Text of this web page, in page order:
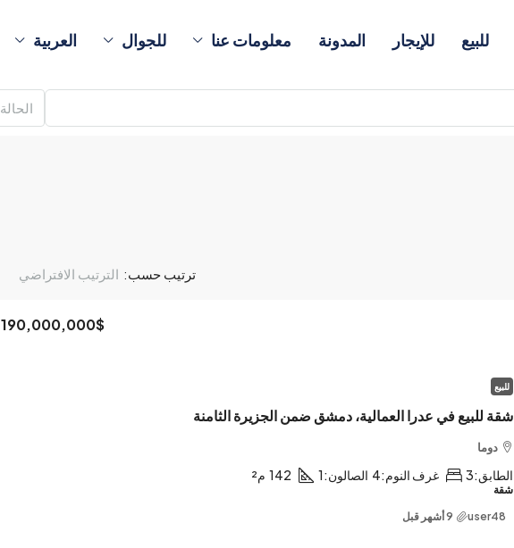
للبيع للإيجار المدونة معلومات عنا للجوال العربية
الحالة
ترتيب حسب: الترتيب الافتراضي
للبيع
شقة للبيع في عدرا العمالية، دمشق ضمن الجزيرة الثامنة
190,000,000$
دوما
الطابق:3 غرف النوم:4 الصالون:1
142 م²
شقة
user48